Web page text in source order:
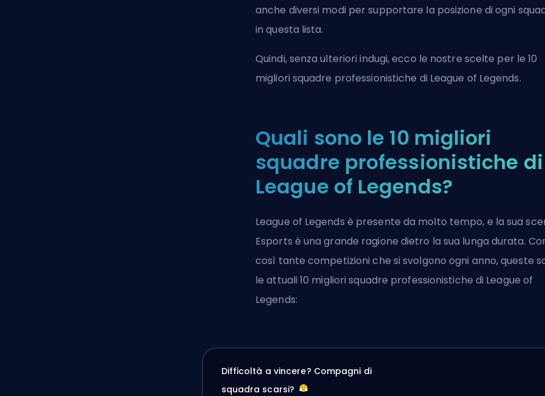
anche diversi modi per supportare la posizione di ogni
in questa lista.
Quindi, senza ulteriori indugi, ecco le nostre scelte per le 10
migliori squadre professionistiche di League of Legends.
Quali sono le 10 migliori
squadre professionistiche di
League of Legends?
League of Legends è presente da molto tempo, e la sua
Esports è una grande ragione dietro la sua lunga durata.
così tante competizioni che si svolgono ogni anno, queste
le attuali 10 migliori squadre professionistiche di League of
Legends:
Difficoltà a vincere? Compagni di
squadra scarsi?